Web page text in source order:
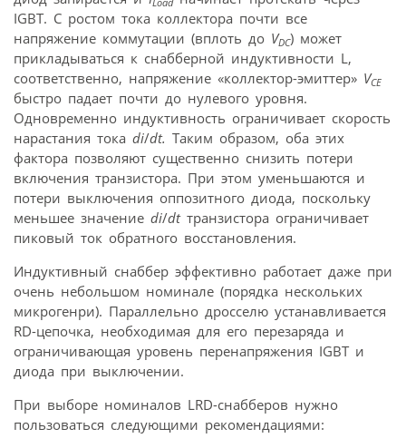
IGBT. С ростом тока коллектора почти все
напряжение коммутации (вплоть до VDC) может
прикладываться к снабберной индуктивности L,
соответственно, напряжение «коллектор-эмиттер» VCE
быстро падает почти до нулевого уровня.
Одновременно индуктивность ограничивает скорость
нарастания тока di/dt. Таким образом, оба этих
фактора позволяют существенно снизить потери
включения транзистора. При этом уменьшаются и
потери выключения оппозитного диода, поскольку
меньшее значение di/dtтранзистора ограничивает
пиковый ток обратного восстановления.
Индуктивный снаббер эффективно работает даже при
очень небольшом номинале (порядка нескольких
микрогенри). Параллельно дросселю устанавливается
RD-цепочка, необходимая для его перезаряда и
ограничивающая уровень перенапряжения IGBT и
диода при выключении.
При выборе номиналов LRD-снабберов нужно
пользоваться следующими рекомендациями: